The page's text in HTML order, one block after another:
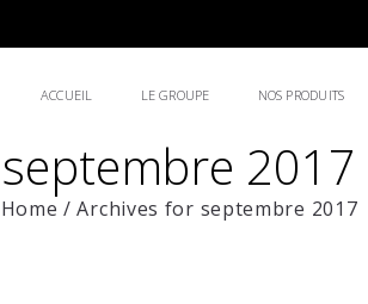
ACCUEIL LE GROUPE NOS PRODUITS
septembre 2017
Home / Archives for septembre 2017